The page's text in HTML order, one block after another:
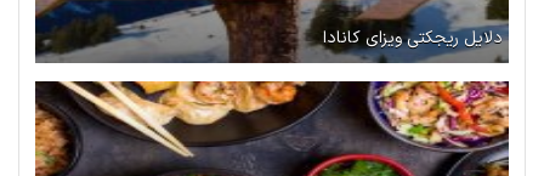
دلایل ریجکتی ویزای کانادا